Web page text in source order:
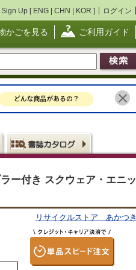
Sign Up [ ENG | CHN | KOR ] ログイン
かごを見る ご利用ガイド
ー付き スクウェア・エニッ
リサイクルストア あかつき